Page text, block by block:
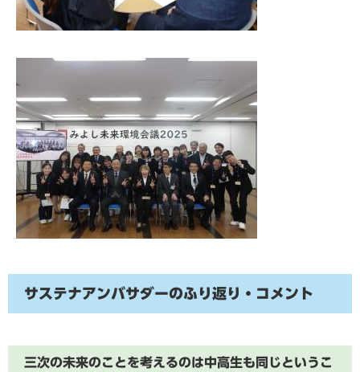
サステナアンバサダーのふり返り・コメント
三次の未来のことを考えるのは中高生も同じというこ